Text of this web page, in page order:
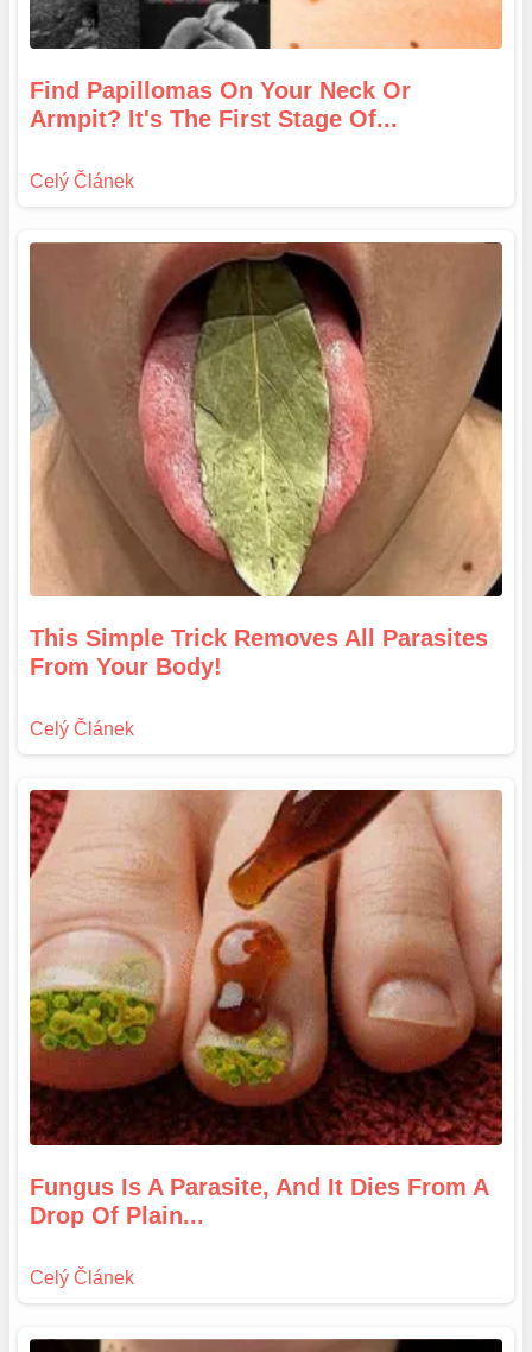
Find Papillomas On Your Neck Or
Armpit? It's The First Stage Of...
This Simple Trick Removes All Parasites
From Your Body!
Fungus Is A Parasite, And It Dies From A
Drop Of Plain...